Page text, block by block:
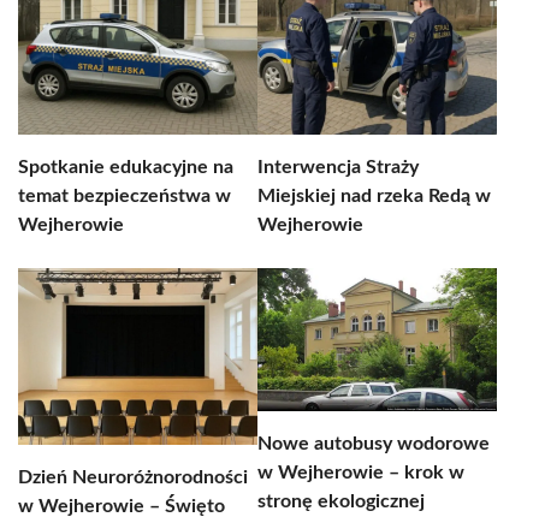
Spotkanie edukacyjne na
temat bezpieczeństwa w
Wejherowie
Interwencja Straży
Miejskiej nad rzeka Redą w
Wejherowie
Dzień Neuroróżnorodności
w Wejherowie – Święto
Nowe autobusy wodorowe
w Wejherowie – krok w
stronę ekologicznej